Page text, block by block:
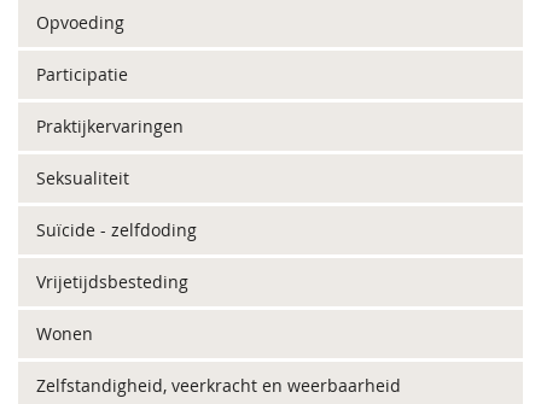
Opvoeding
Participatie
Praktijkervaringen
Seksualiteit
Suïcide - zelfdoding
Vrijetijdsbesteding
Wonen
Zelfstandigheid, veerkracht en weerbaarheid